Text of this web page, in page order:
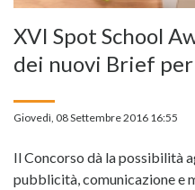
XVI Spot School
dei nuovi Brief
Giovedì, 08 Settembre 2016 16:55
Il Concorso dà la possibilità
pubblicità, comunicazione e